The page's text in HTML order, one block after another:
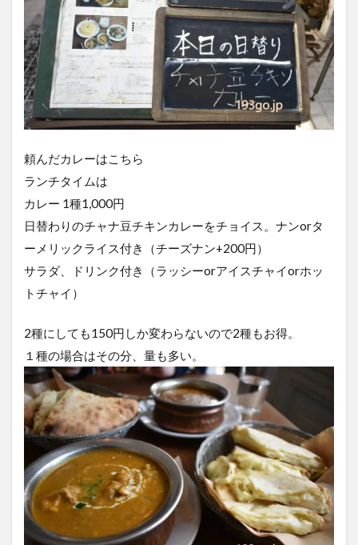
頼んだカレーはこちら
ランチタイムは
カレー 1種1,000円
日替わりのチャナ豆チキンカレーをチョイス。ナンorタ
ーメリックライス付き（チーズナン+200円）
サラダ、ドリンク付き（ラッシーorアイスチャイorホッ
トチャイ）
2種にしても150円しか変わらないので2種もお得。
１種の場合はその分、量も多い。